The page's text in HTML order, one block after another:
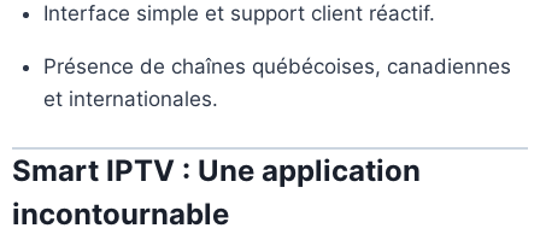
Interface simple et support client réactif.
Présence de chaînes québécoises, canadiennes
et internationales.
Smart IPTV : Une application
incontournable